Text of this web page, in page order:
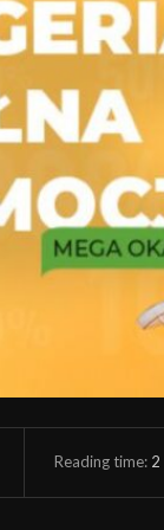
Reading time: 2